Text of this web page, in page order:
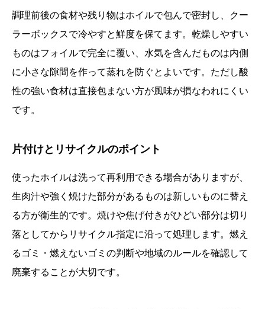
調理前後の食材や残り物はホイルで包んで密封し、クー
ラーボックスで冷やすと鮮度を保てます。乾燥しやすい
ものはフォイルで完全に覆い、水気を含んだものは内側
に小さな隙間を作って蒸れを防ぐとよいです。ただし酸
性の強い食材は直接包まない方が風味が損なわれにくい
です。
片付けとリサイクルのポイント
使ったホイルは洗って再利用できる場合がありますが、
生肉汁や強く焼けた部分があるものは新しいものに替え
る方が衛生的です。焼けや焦げ付きがひどい部分は切り
落としてからリサイクル指定に沿って処理します。燃え
るゴミ・燃えないゴミの判断や地域のルールを確認して
廃棄することが大切です。